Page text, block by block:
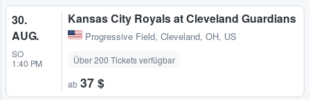
30.
AUG.
SO
1:40 PM
Kansas City Royals at Cleveland Guardians
Progressive Field, Cleveland, OH, US
Über 200 Tickets verfügbar
ab 37 $